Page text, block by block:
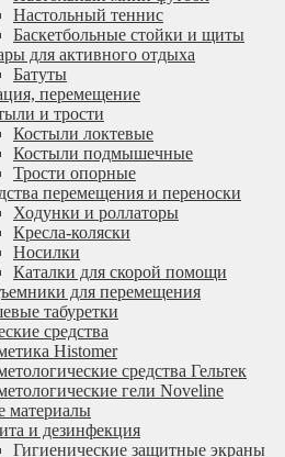
Настольный теннис
Баскетбольные стойки и щиты
для активного отдыха
Батуты
перемещение
и трости
Костыли локтевые
Костыли подмышечные
Трости опорные
перемещения и переноски
Ходунки и роллаторы
Кресла-коляски
Носилки
Каталки для скорой помощи
для перемещения
табуретки
средства
Histomer
средства Гельтек
гели Noveline
материалы
и дезинфекция
Гигиенические защитные экраны